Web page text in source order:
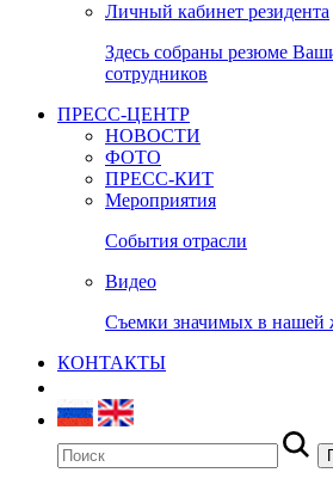
Личный кабинет резидента
Здесь собраны резюме
сотрудников
ПРЕСС-ЦЕНТР
НОВОСТИ
ФОТО
ПРЕСС-КИТ
Мероприятия
События отрасли
Видео
Съемки значимых в нашей
КОНТАКТЫ